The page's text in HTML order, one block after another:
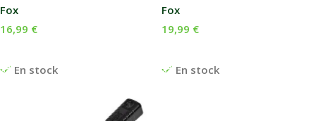
Fox
En stock
16,99 €
Fox
En stock
19,99 €